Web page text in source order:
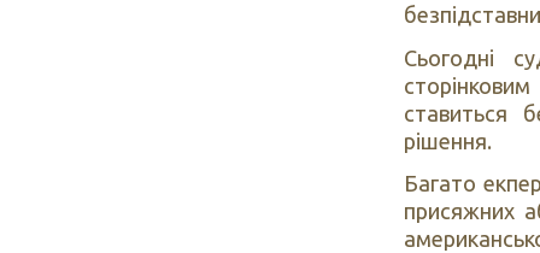
Сьогодні
ставиться
рішення.
Багато
присяжних